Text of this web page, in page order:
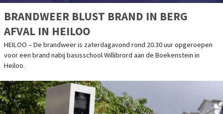
BRANDWEER BLUST BRAND IN BERG
AFVAL IN HEILOO
HEILOO – De brandweer is zaterdagavond rond 20.30 uur opgeroepen
voor een brand nabij basisschool Willibrord aan de Boekenstein in
Heiloo.